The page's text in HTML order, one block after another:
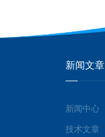
新闻文章
新闻中心
技术文章